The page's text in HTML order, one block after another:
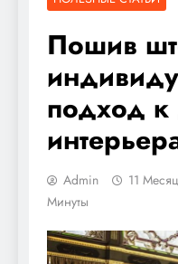
Пошив
подход
Admin 11
Минуты